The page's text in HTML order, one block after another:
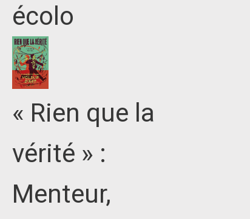
écolo
« Rien que la
vérité » :
Menteur,